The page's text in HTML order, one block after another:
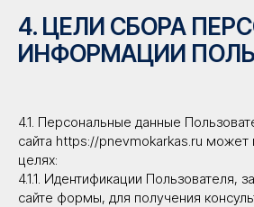
4. ЦЕЛИ СБОРА
ИНФОРМАЦИИ
4.1. Персональные данные
сайта https://pnevmokarkas.ru может
целях:
4.1.1. Идентификации Пользователя,
сайте формы, для получения